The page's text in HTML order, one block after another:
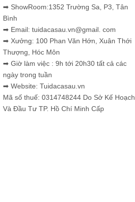
➡ ShowRoom:1352 Trường Sa, P3, Tân
Bình
➡ Email: tuidacasau.vn@gmail. com
➡ Xưởng: 100 Phan Văn Hớn, Xuân Thới
Thượng, Hóc Môn
➡ Giờ làm việc : 9h tới 20h30 tất cả các
ngày trong tuần
➡ Website: Tuidacasau.vn
Mã số thuế: 0314748244 Do Sở Kế Hoạch
Và Đầu Tư TP. Hồ Chí Minh Cấp